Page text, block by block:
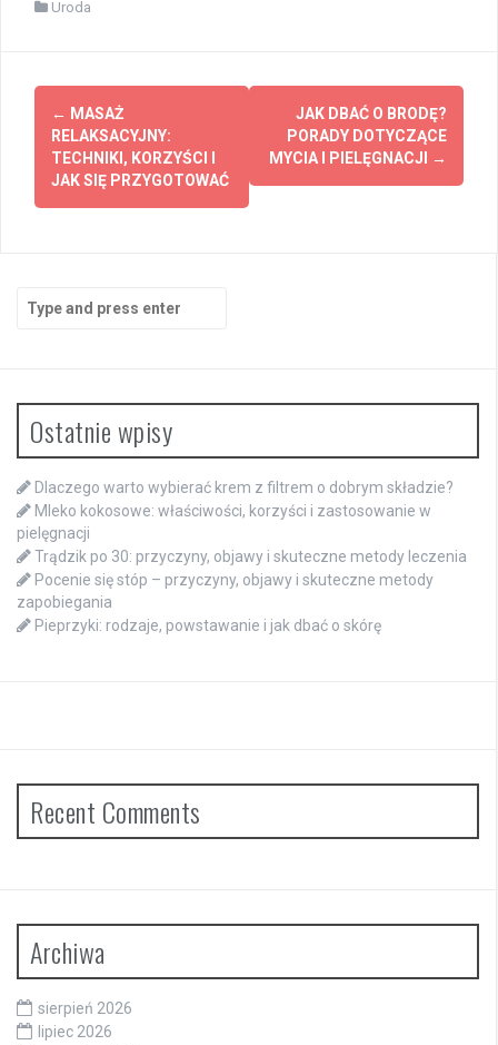
Uroda
Post
navigation
← MASAŻ
RELAKSACYJNY:
TECHNIKI, KORZYŚCI I
JAK SIĘ PRZYGOTOWAĆ
JAK DBAĆ O BRODĘ?
PORADY DOTYCZĄCE
MYCIA I PIELĘGNACJI
→
Search
for:
Ostatnie wpisy
Dlaczego warto wybierać krem z filtrem o dobrym składzie?
Mleko kokosowe: właściwości, korzyści i zastosowanie w
pielęgnacji
Trądzik po 30: przyczyny, objawy i skuteczne metody leczenia
Pocenie się stóp – przyczyny, objawy i skuteczne metody
zapobiegania
Pieprzyki: rodzaje, powstawanie i jak dbać o skórę
Recent Comments
Archiwa
sierpień 2026
lipiec 2026